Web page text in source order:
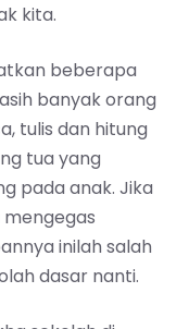
kita.
beberapa
banyak orang
tulis dan hitung
tua yang
pada anak. Jika
inilah salah
dasar nanti.